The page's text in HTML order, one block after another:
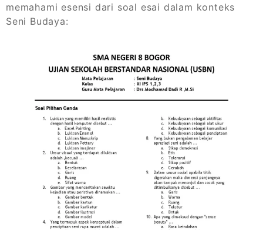
memahami esensi dari soal esai dalam konteks
Seni Budaya: